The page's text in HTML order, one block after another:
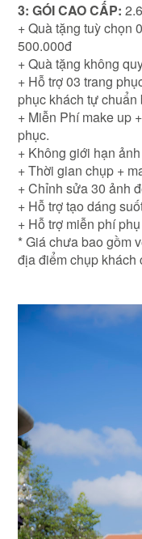
3: GÓI CAO CẤP:
+ Quà tặng tuỳ chọn
500.000đ
+ Quà tặng không
+ Hỗ trợ 03 trang
phục khách tự chuẩn
+ Miễn Phí make up
phục.
+ Không giới hạn
+ Thời gian chụp +
+ Chỉnh sửa 30 ảnh
+ Hỗ trợ tạo dáng
+ Hỗ trợ miễn phí
* Giá chưa bao gồm
địa điểm chụp khách